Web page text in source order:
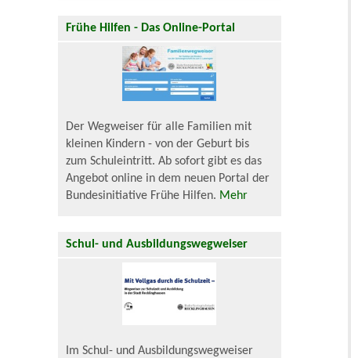
Frühe Hilfen - Das Online-Portal
Der Wegweiser für alle Familien mit
kleinen Kindern - von der Geburt bis
zum Schuleintritt. Ab sofort gibt es das
Angebot online in dem neuen Portal der
Bundesinitiative Frühe Hilfen. Mehr
Schul- und Ausbildungswegweiser
Im Schul- und Ausbildungswegweiser